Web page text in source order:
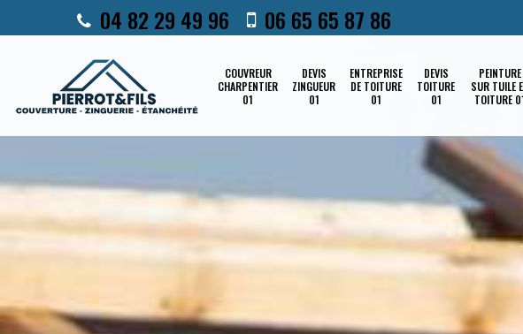
04 82 29 49 96 06 65 65 87 86
COUVREUR
CHARPENTIER
01
DEVIS
ZINGUEUR
01
ENTREPRISE
DE TOITURE
01
DEVIS
TOITURE
01
PEINTURE
SUR TUILE
TOITURE